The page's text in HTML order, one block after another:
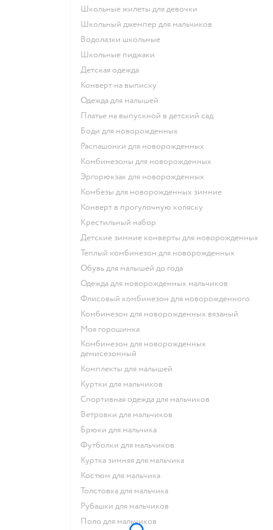
Школьные жилеты для девочки
Школьный джемпер для мальчиков
Водолазки школьные
Школьные пиджаки
Детская одежда
Конверт на выписку
Одежда для малышей
Платье на выпускной в детский сад
Боди для новорожденных
Распашонки для новорожденных
Комбинезоны для новорожденных
Эргорюкзак для новорожденных
Комбезы для новорожденных зимние
Конверт в прогулочную коляску
Крестильный набор
Детские зимние конверты для новорожденных
Теплый комбинезон для новорожденных
Обувь для малышей до года
Одежда для новорожденных мальчиков
Флисовый комбинезон для новорожденного
Комбинезон для новорожденных вязаный
Моя горошинка
Комбинезон для новорожденных
демисезонный
Комплекты для малышей
Куртки для мальчиков
Спортивная одежда для мальчиков
Ветровки для мальчиков
Брюки для мальчика
Футболки для мальчиков
Куртка зимняя для мальчика
Костюм для мальчика
Толстовка для мальчика
Рубашки для мальчиков
Поло для мальчиков